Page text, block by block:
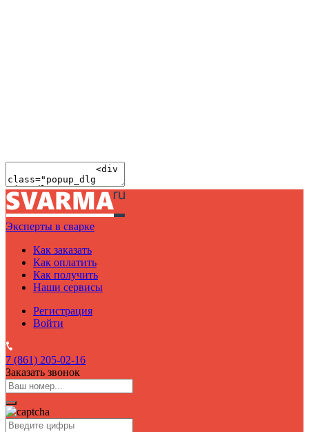
Эксперты в сварке
Как заказать
Как оплатить
Как получить
Наши сервисы
Регистрация
Войти
7 (861) 205-02-16
Заказать звонок